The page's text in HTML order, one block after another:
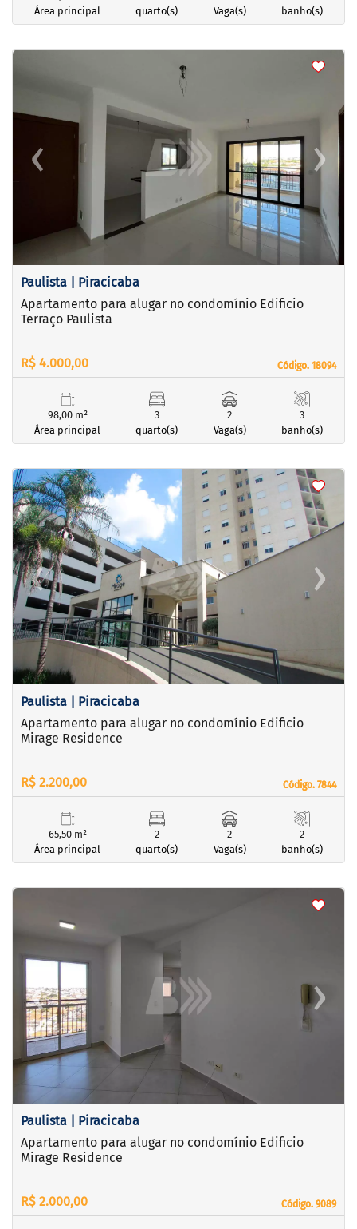
Área principal
quarto(s)
Vaga(s)
banho(s)
<
‹Previous ›Next
Paulista | Piracicaba
Código. 18094
Código. 18094
Apartamento para alugar no condomínio Edificio
Terraço Paulista
R$ 4.000,00
98,00 m²
Área principal
3
quarto(s)
2
Vaga(s)
3
banho(s)
<<<<
‹Previous ›Next
Paulista | Piracicaba
Código. 7844
Código. 7844
Apartamento para alugar no condomínio Edificio
Mirage Residence
R$ 2.200,00
65,50 m²
Área principal
2
quarto(s)
2
Vaga(s)
2
banho(s)
<
‹Previous ›Next
Paulista | Piracicaba
Código. 9089
Código. 9089
Apartamento para alugar no condomínio Edificio
Mirage Residence
R$ 2.000,00